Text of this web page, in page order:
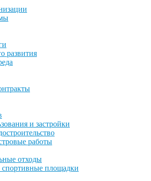
развития
и застройки
работы
отходы
спортивные площадки